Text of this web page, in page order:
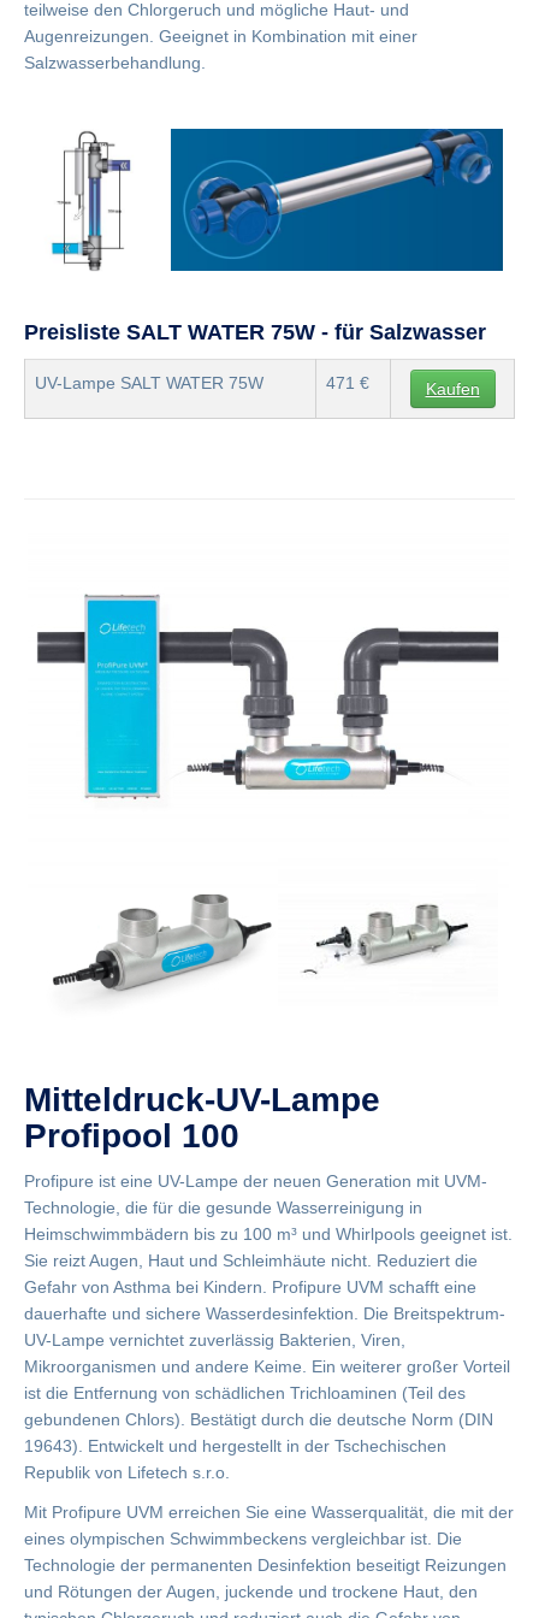
teilweise den Chlorgeruch und mögliche Haut- und
Augenreizungen. Geeignet in Kombination mit einer
Salzwasserbehandlung.
Preisliste SALT WATER 75W - für Salzwasser
UV-Lampe SALT WATER 75W 471 € Kaufen
Mitteldruck-UV-Lampe
Profipool 100
Profipure ist eine UV-Lampe der neuen Generation mit UVM-
Technologie, die für die gesunde Wasserreinigung in
Heimschwimmbädern bis zu 100 m³ und Whirlpools geeignet ist.
Sie reizt Augen, Haut und Schleimhäute nicht. Reduziert die
Gefahr von Asthma bei Kindern. Profipure UVM schafft eine
dauerhafte und sichere Wasserdesinfektion. Die Breitspektrum-
UV-Lampe vernichtet zuverlässig Bakterien, Viren,
Mikroorganismen und andere Keime. Ein weiterer großer Vorteil
ist die Entfernung von schädlichen Trichloaminen (Teil des
gebundenen Chlors). Bestätigt durch die deutsche Norm (DIN
19643). Entwickelt und hergestellt in der Tschechischen
Republik von Lifetech s.r.o.
Mit Profipure UVM erreichen Sie eine Wasserqualität, die mit der
eines olympischen Schwimmbeckens vergleichbar ist. Die
Technologie der permanenten Desinfektion beseitigt Reizungen
und Rötungen der Augen, juckende und trockene Haut, den